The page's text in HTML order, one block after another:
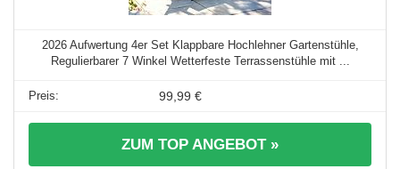
2026 Aufwertung 4er Set Klappbare Hochlehner Gartenstühle,
Regulierbarer 7 Winkel Wetterfeste Terrassenstühle mit ...
99,99 €
ZUM TOP ANGEBOT »